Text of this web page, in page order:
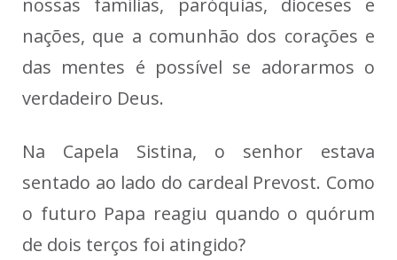
nações, que a comunhão dos corações e
das mentes é possível se adorarmos o
verdadeiro Deus.
Na Capela Sistina, o senhor estava
sentado ao lado do cardeal Prevost. Como
o futuro Papa reagiu quando o quórum
de dois terços foi atingido?